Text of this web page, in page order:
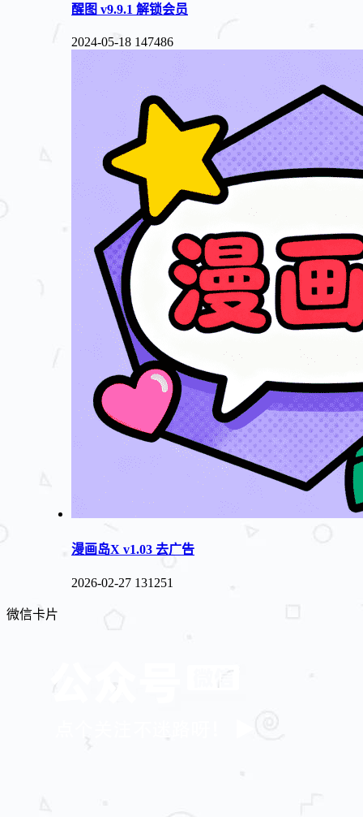
醒图 v9.9.1 解锁会员
2024-05-18 147486
漫画岛X v1.03 去广告
2026-02-27 131251
微信卡片